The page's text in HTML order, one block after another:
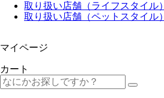
取り扱い店舗（ライフスタイル）
取り扱い店舗（ペットスタイル）
マイページ
カート